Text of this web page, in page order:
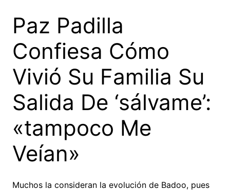
Paz Padilla
Confiesa Cómo
Vivió Su Familia Su
Salida De ‘sálvame’:
«tampoco Me
Veían»
Muchos la consideran la evolución de Badoo, pues